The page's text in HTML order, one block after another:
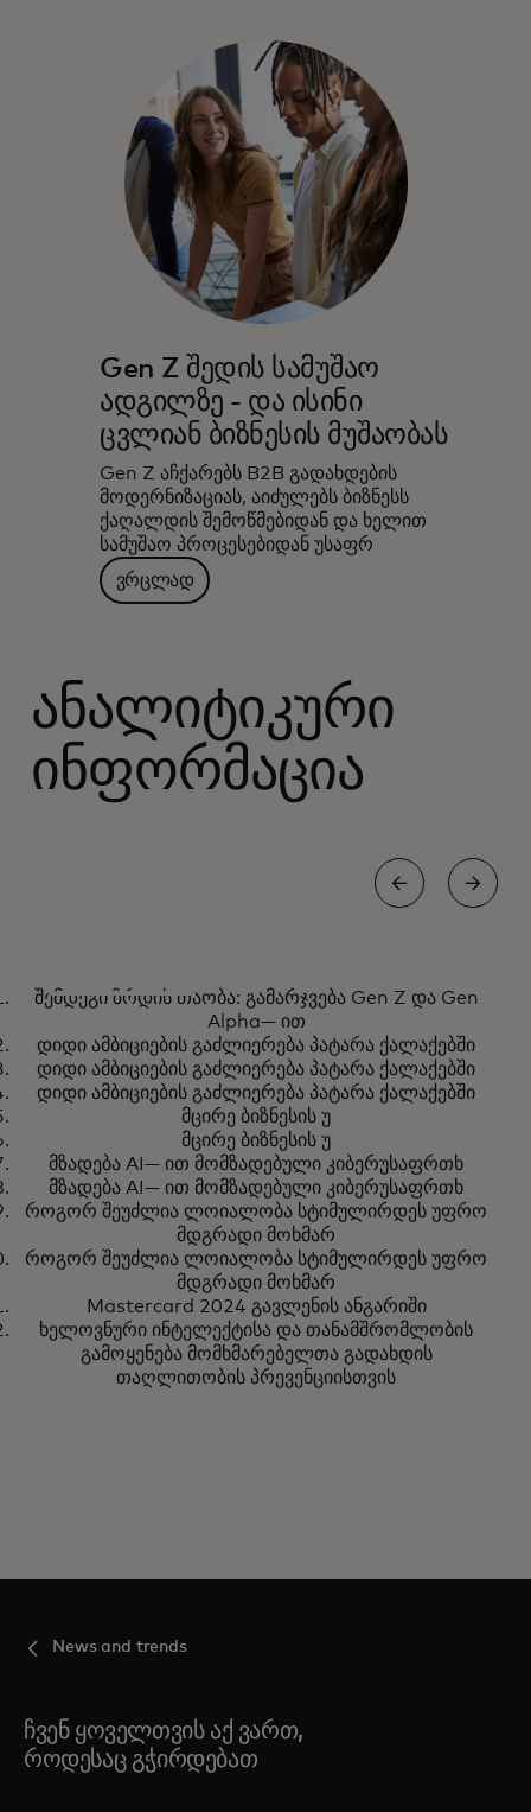
Gen Z შედის სამუშაო
ადგილზე - და ისინი
ცვლიან ბიზნესის მუშაობას
Gen Z აჩქარებს B2B გადახდების
მოდერნიზაციას, აიძულებს ბიზნესს
ქაღალდის შემოწმებიდან და ხელით
სამუშაო პროცესებიდან უსაფრ
ვრცლად
ანალიტიკური
ინფორმაცია
შემდეგი ზრდის თაობა:
გამარჯვება Gen Z და Gen Alpha
— ით
გაიგეთ მეტი
შემდეგი ზრდის თაობა: გამარჯვება Gen Z და Gen
Alpha— ით
დიდი ამბიციების გაძლიერება პატარა ქალაქებში
დიდი ამბიციების გაძლიერება პატარა ქალაქებში
დიდი ამბიციების გაძლიერება პატარა ქალაქებში
მცირე ბიზნესის უ
მცირე ბიზნესის უ
მზადება AI— ით მომზადებული კიბერუსაფრთხ
მზადება AI— ით მომზადებული კიბერუსაფრთხ
როგორ შეუძლია ლოიალობა სტიმულირდეს უფრო
მდგრადი მოხმარ
როგორ შეუძლია ლოიალობა სტიმულირდეს უფრო
მდგრადი მოხმარ
Mastercard 2024 გავლენის ანგარიში
ხელოვნური ინტელექტისა და თანამშრომლობის
გამოყენება მომხმარებელთა გადახდის
თაღლითობის პრევენციისთვის
News and trends
ჩვენ ყოველთვის აქ ვართ,
როდესაც გჭირდებათ